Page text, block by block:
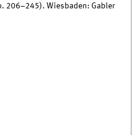
206–245). Wiesbaden: Gabler